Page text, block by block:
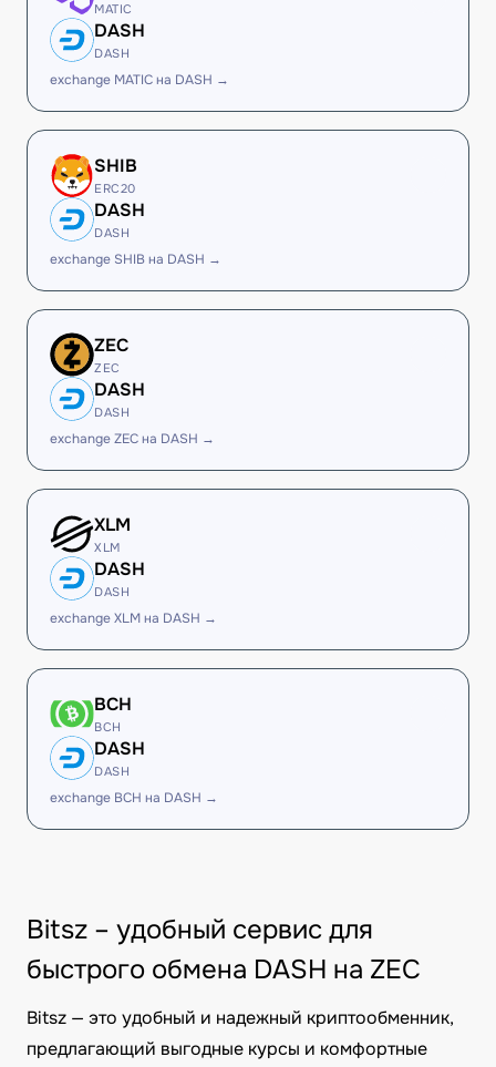
MATIC
DASH
DASH
exchange MATIC на DASH →
SHIB
ERC20
DASH
DASH
exchange SHIB на DASH →
ZEC
ZEC
DASH
DASH
exchange ZEC на DASH →
XLM
XLM
DASH
DASH
exchange XLM на DASH →
BCH
BCH
DASH
DASH
exchange BCH на DASH →
Bitsz – удобный сервис для
быстрого обмена DASH на ZEC
Bitsz — это удобный и надежный криптообменник,
предлагающий выгодные курсы и комфортные